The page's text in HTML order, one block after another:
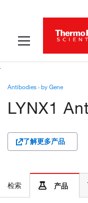
Antibodies›by Gene
LYNX1
了解更多产品
检索 产品